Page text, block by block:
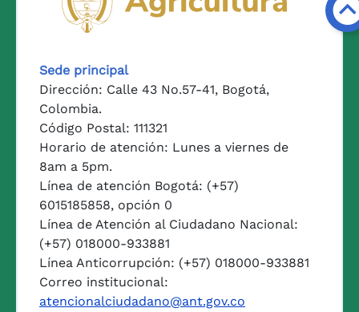
Sede principal
Dirección: Calle 43 No.57-41, Bogotá,
Colombia.
Código Postal: 111321
Horario de atención: Lunes a viernes de
8am a 5pm.
Línea de atención Bogotá: (+57)
6015185858, opción 0
Línea de Atención al Ciudadano Nacional:
(+57) 018000-933881
Línea Anticorrupción: (+57) 018000-933881
Correo institucional:
atencionalciudadano@ant.gov.co